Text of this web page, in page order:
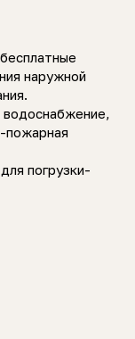
наружной
пожарная
погрузки-